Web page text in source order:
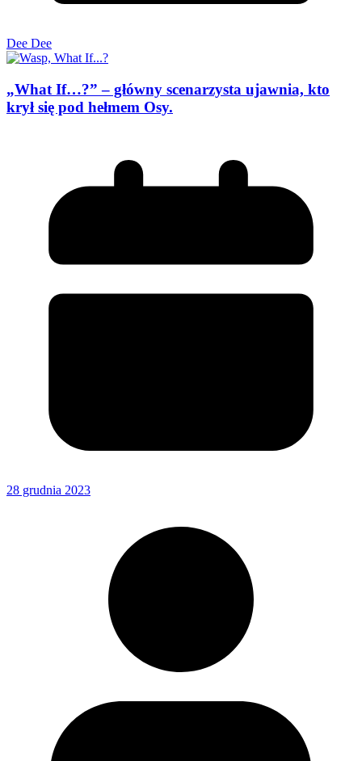
Dee Dee
„What If…?” – główny scenarzysta ujawnia, kto
krył się pod hełmem Osy.
28 grudnia 2023